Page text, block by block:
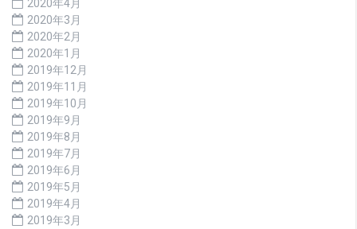
2020年4月
2020年3月
2020年2月
2020年1月
2019年12月
2019年11月
2019年10月
2019年9月
2019年8月
2019年7月
2019年6月
2019年5月
2019年4月
2019年3月